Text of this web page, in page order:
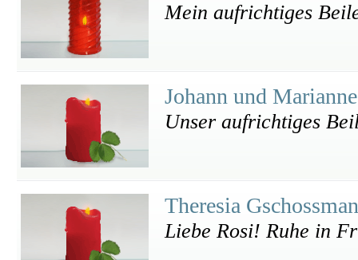
Mein aufrichtiges
Johann und
Unser aufrichtiges
Theresia
Liebe Rosi! Ruhe in